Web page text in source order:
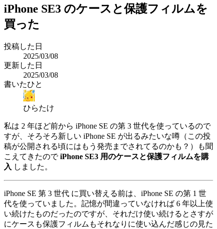
iPhone SE3 のケースと保護フィルムを
買った
投稿した日
2025/03/08
更新した日
2025/03/08
書いたひと
ひらたけ
私は 2 年ほど前から iPhone SE の第 3 世代を使っているので
すが、そろそろ新しい iPhone SE が出るみたいな噂（この投
稿が公開される頃にはもう発売までされてるのかも？）も聞
こえてきたのでiPhone SE3 用のケースと保護フィルムを購
入 しました。
iPhone SE 第 3 世代 に買い替える前は、iPhone SE の第 1 世
代を使っていました。記憶が間違っていなければ 6 年以上使
い続けたものだったのですが、それだけ使い続けるとさすが
にケースも保護フィルムもそれなりに使い込んだ感じの見た